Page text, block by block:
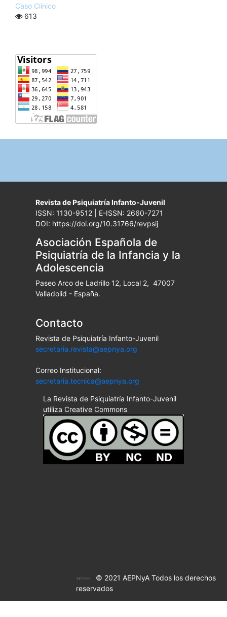
Caso Clínico
613
Revista de Psiquiatría Infanto-Juvenil
ISSN: 1130-9512 | E-ISSN: 2660-7271
DOI: https://doi.org/10.31766/revpsij
Asociación Española de
Psiquiatría de la Infancia y la
Adolescencia
Paseo Arco de Ladrillo 12, Local 2, 47007
Valladolid - España.
Contacto
Revista de Psiquiatría Infanto-Juvenil
secretaria.revista@aepnya.org
Correo Institucional:
secretaria.tecnica@aepnya.org
La Revista de Psiquiatría Infanto-Juvenil
utiliza Creative Commons
© 2021 AEPNyA Todos los derechos
reservados